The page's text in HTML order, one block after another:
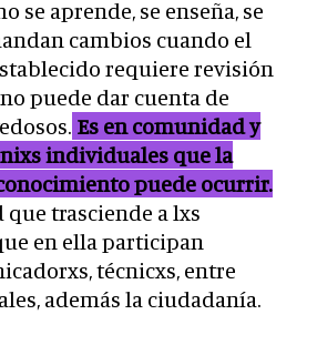
se aprende, se enseña, se
cambios cuando el
requiere revisión
puede dar cuenta de
Es en comunidad y
individuales que la
puede ocurrir.
trasciende a lxs
en ella participan
técnicxs, entre
además la ciudadanía.